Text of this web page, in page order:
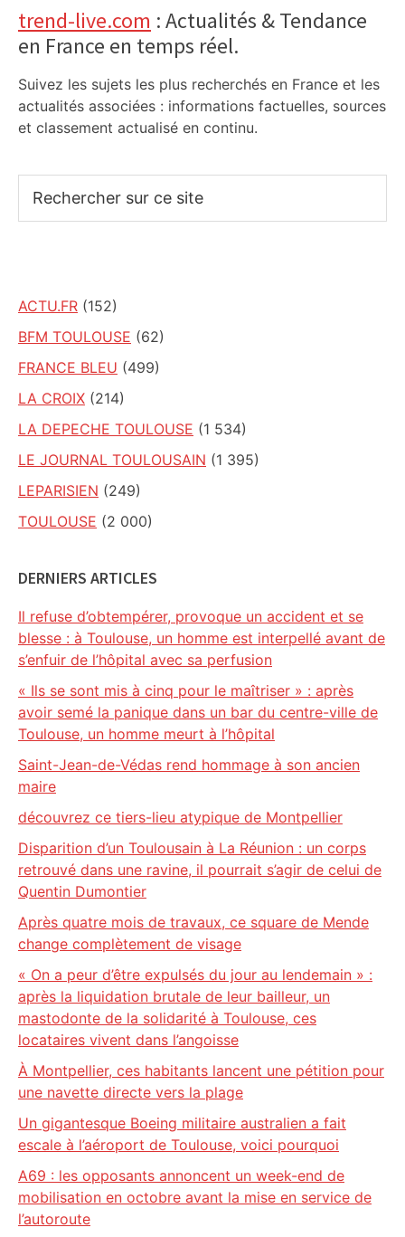
Primary
Sidebar
trend-live.com : Actualités & Tendance
en France en temps réel.
Suivez les sujets les plus recherchés en France et les
actualités associées : informations factuelles, sources
et classement actualisé en continu.
sur
ACTU.FR (152)
BFM TOULOUSE (62)
FRANCE BLEU (499)
LA CROIX (214)
LA DEPECHE TOULOUSE (1 534)
LE JOURNAL TOULOUSAIN (1 395)
LEPARISIEN (249)
TOULOUSE (2 000)
DERNIERS ARTICLES
Il refuse d’obtempérer, provoque un accident et se
blesse : à Toulouse, un homme est interpellé avant de
s’enfuir de l’hôpital avec sa perfusion
« Ils se sont mis à cinq pour le maîtriser » : après
avoir semé la panique dans un bar du centre-ville de
Toulouse, un homme meurt à l’hôpital
Saint-Jean-de-Védas rend hommage à son ancien
maire
découvrez ce tiers-lieu atypique de Montpellier
Disparition d’un Toulousain à La Réunion : un corps
retrouvé dans une ravine, il pourrait s’agir de celui de
Quentin Dumontier
Après quatre mois de travaux, ce square de Mende
change complètement de visage
« On a peur d’être expulsés du jour au lendemain » :
après la liquidation brutale de leur bailleur, un
mastodonte de la solidarité à Toulouse, ces
locataires vivent dans l’angoisse
À Montpellier, ces habitants lancent une pétition pour
une navette directe vers la plage
Un gigantesque Boeing militaire australien a fait
escale à l’aéroport de Toulouse, voici pourquoi
A69 : les opposants annoncent un week-end de
mobilisation en octobre avant la mise en service de
l’autoroute